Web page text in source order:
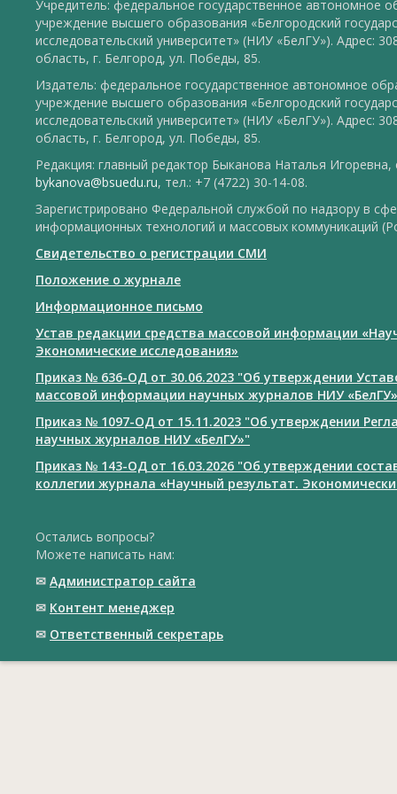
Учредитель: федеральное государственное автономное
учреждение высшего образования «Белгородский
исследовательский университет» (НИУ «БелГУ»). Адрес:
область, г. Белгород, ул. Победы, 85.
Издатель: федеральное государственное автономное
учреждение высшего образования «Белгородский
исследовательский университет» (НИУ «БелГУ»). Адрес:
область, г. Белгород, ул. Победы, 85.
Редакция: главный редактор Быканова Наталья Игоревна,
bykanova@bsuedu.ru, тел.: +7 (4722) 30-14-08.
Зарегистрировано Федеральной службой по надзору в
информационных технологий и массовых коммуникаций
Свидетельство о регистрации СМИ
Положение о журнале
Информационное письмо
Устав редакции средства массовой информации
Экономические исследования»
Приказ № 636-ОД от 30.06.2023 "Об утверждении
массовой информации научных журналов НИУ «БелГУ»
Приказ № 1097-ОД от 15.11.2023 "Об утверждении
научных журналов НИУ «БелГУ»"
Приказ № 143-ОД от 16.03.2026 "Об утверждении
коллегии журнала «Научный результат.
Остались вопросы?
Можете написать нам:
✉ Администратор сайта
✉ Контент менеджер
✉ Ответственный cекретарь